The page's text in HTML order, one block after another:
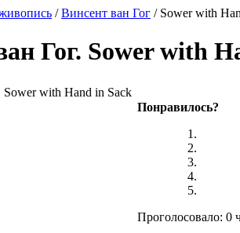
/Винсент ван Гог / Sower with
Гог. Sower with
Понравилось?
Проголосовало: 0